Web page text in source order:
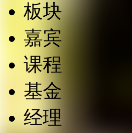
板块
嘉宾
课程
基金
经理